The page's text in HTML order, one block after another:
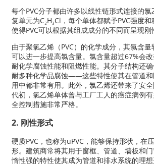
每个PVC分子都由许多以线性链形式连接的
复单元为C₂H₃Cl，每个单体都赋予PVC强度
使得PVC可以根据其组成成分的不同而呈现刚
由于聚氯乙烯（PVC）的化学成分，其氯含
可以进一步提高氯含量。氯含量超过67%会改
耐化学腐蚀性能和阻燃性能。其分子结构还确
耐多种化学品腐蚀——这些特性使其在管道和
用中都非常有用。此外，氯乙烯还带来了安
代初，氯乙烯单体曾与工厂工人的癌症病例
全控制措施非常严格。
2. 刚性形式
硬质PVC，也称为uPVC，能够保持形状，在
形。建筑商常将其用于窗框、管道、墙板和门
惰性强的特性使其成为管道和排水系统的理想